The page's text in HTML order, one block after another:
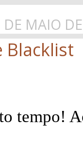
MAIO
Blacklist
tempo!